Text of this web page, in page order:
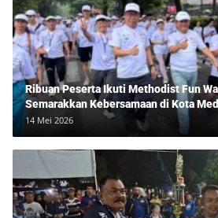
Ribuan Peserta Ikuti Methodist Fun
Semarakkan Kebersamaan di Kota
14 Mei 2026